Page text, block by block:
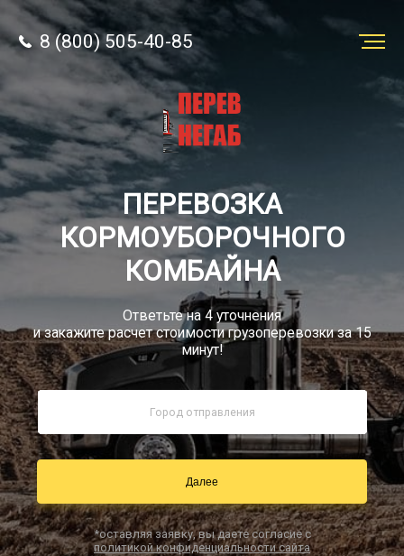
8 (800) 505-40-85
Звонок по России бесплатный
sale@simtruck-negabarit.ru
8 (800) 505-40-85
ПЕРЕВОЗКА
КОРМОУБОРОЧНОГО
КОМБАЙНА
Ответьте на 4 уточнения
и закажите расчет стоимости грузоперевозки за 15
минут!
Далее
*оставляя заявку, вы даете согласие с
политикой конфиденциальности сайта